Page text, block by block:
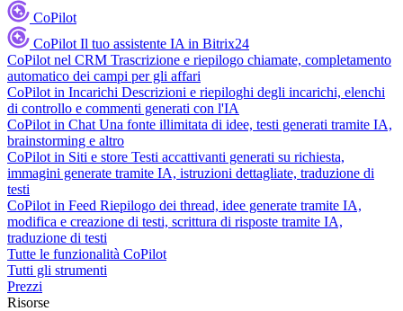
CoPilot
CoPilot Il tuo assistente IA in Bitrix24
CoPilot nel CRM Trascrizione e riepilogo chiamate, completamento
automatico dei campi per gli affari
CoPilot in Incarichi Descrizioni e riepiloghi degli incarichi, elenchi
di controllo e commenti generati con l'IA
CoPilot in Chat Una fonte illimitata di idee, testi generati tramite IA,
brainstorming e altro
CoPilot in Siti e store Testi accattivanti generati su richiesta,
immagini generate tramite IA, istruzioni dettagliate, traduzione di
testi
CoPilot in Feed Riepilogo dei thread, idee generate tramite IA,
modifica e creazione di testi, scrittura di risposte tramite IA,
traduzione di testi
Tutte le funzionalità CoPilot
Tutti gli strumenti
Prezzi
Risorse